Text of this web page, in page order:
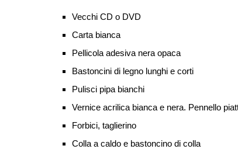
Vecchi CD o DVD
Carta bianca
Pellicola adesiva nera opaca
Bastoncini di legno lunghi e corti
Pulisci pipa bianchi
Vernice acrilica bianca e nera. Pennello
Forbici, taglierino
Colla a caldo e bastoncino di colla